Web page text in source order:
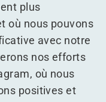
plus
où nous pouvons
avec notre
nos efforts
où nous
positives et